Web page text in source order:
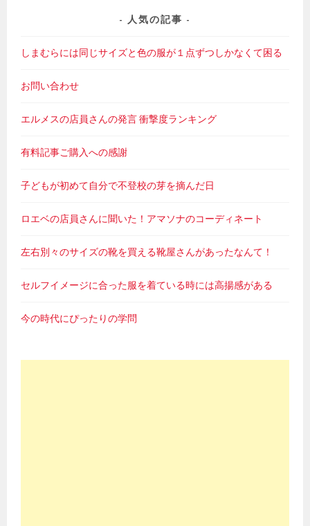
人気の記事
しまむらには同じサイズと色の服が１点ずつしかなくて困る
お問い合わせ
エルメスの店員さんの発言 衝撃度ランキング
有料記事ご購入への感謝
子どもが初めて自分で不登校の芽を摘んだ日
ロエベの店員さんに聞いた！アマソナのコーディネート
左右別々のサイズの靴を買える靴屋さんがあったなんて！
セルフイメージに合った服を着ている時には高揚感がある
今の時代にぴったりの学問